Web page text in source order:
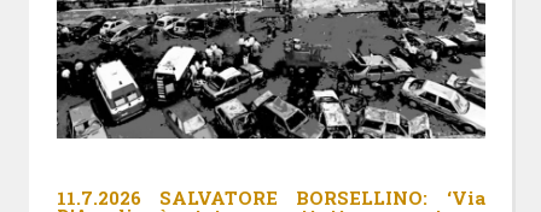
11.7.2026 SALVATORE BORSELLINO: ‘Via